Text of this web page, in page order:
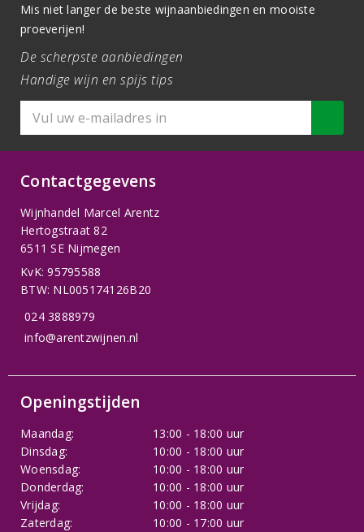
Mis niet langer de beste wijnaanbiedingen en mooiste
proeverijen!
De scherpste aanbiedingen
Handige wijn en spijs tips
Contactgegevens
Wijnhandel Marcel Arentz
Hertogstraat 82
6511 SE Nijmegen
KvK: 95795588
BTW: NL005174126B20
024 3888979
info@arentzwijnen.nl
Openingstijden
Maandag:
13:00 - 18:00 uur
Dinsdag:
10:00 - 18:00 uur
Woensdag:
10:00 - 18:00 uur
Donderdag:
10:00 - 18:00 uur
Vrijdag:
10:00 - 18:00 uur
Zaterdag:
10:00 - 17:00 uur